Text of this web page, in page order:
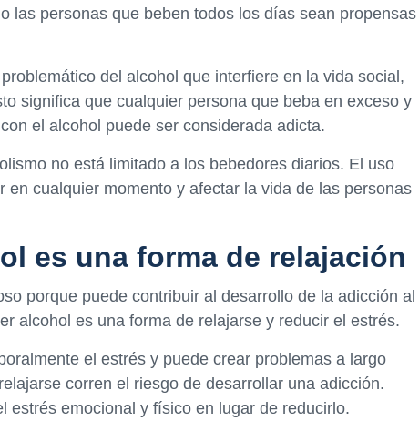
las personas que beben todos los días sean propensas
del alcohol que interfiere en la vida social,
significa que cualquier persona que beba en exceso y
el alcohol puede ser considerada adicta.
no está limitado a los bebedores diarios. El uso
en cualquier momento y afectar la vida de las personas
es una forma de relajación
porque puede contribuir al desarrollo de la adicción al
alcohol es una forma de relajarse y reducir el estrés.
el estrés y puede crear problemas a largo
corren el riesgo de desarrollar una adicción.
estrés emocional y físico en lugar de reducirlo.